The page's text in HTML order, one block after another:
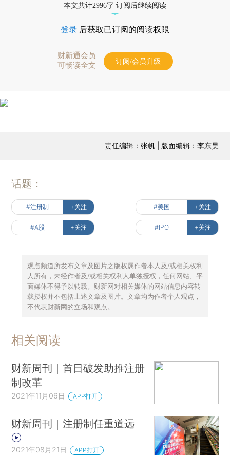
本文共计2996字 订阅后继续阅读
登录 后获取已订阅的阅读权限
财新通会员
可畅读全文
订阅/会员升级
责任编辑：张帆 | 版面编辑：李东昊
话题：
#注册制 +关注 #美国 +关注
#A股 +关注 #IPO +关注
观点频道所发布文章及图片之版权属作者本人及/或相关权利
人所有，未经作者及/或相关权利人单独授权，任何网站、平
面媒体不得予以转载。财新网对相关媒体的网站信息内容转
载授权并不包括上述文章及图片。文章均为作者个人观点，
不代表财新网的立场和观点。
相关阅读
财新周刊｜首日破发助推注册
制改革
2021年11月06日 APP打开
财新周刊｜注册制任重道远
2021年08月21日 APP打开